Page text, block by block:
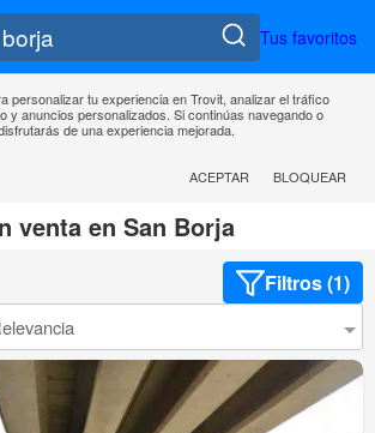
Tus favoritos
personalizar tu experiencia en Trovit, analizar el tráfico
y anuncios personalizados. Si continúas navegando o
de una experiencia mejorada.
ACEPTAR
BLOQUEAR
venta en San Borja
Filtros (1)